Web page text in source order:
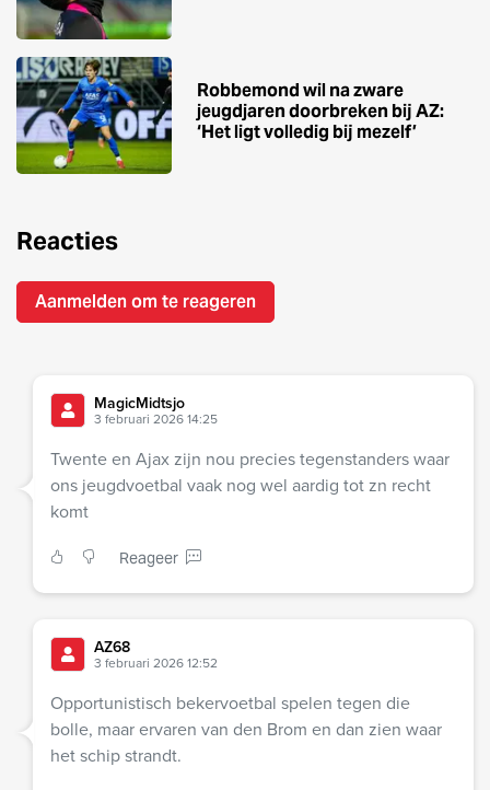
Robbemond wil na zware
jeugdjaren doorbreken bij AZ:
‘Het ligt volledig bij mezelf’
Reacties
Aanmelden om te reageren
MagicMidtsjo
3 februari 2026 14:25
Twente en Ajax zijn nou precies tegenstanders waar
ons jeugdvoetbal vaak nog wel aardig tot zn recht
komt
Reageer
AZ68
3 februari 2026 12:52
Opportunistisch bekervoetbal spelen tegen die
bolle, maar ervaren van den Brom en dan zien waar
het schip strandt.